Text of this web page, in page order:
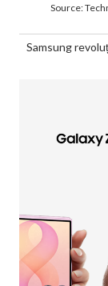
Source:
Samsung